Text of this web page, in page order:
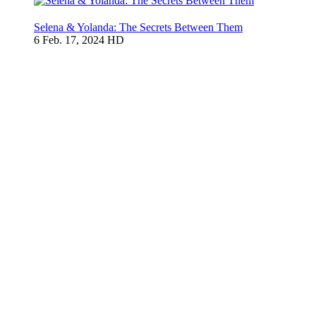
Selena & Yolanda: The Secrets Between Them
6 Feb. 17, 2024 HD